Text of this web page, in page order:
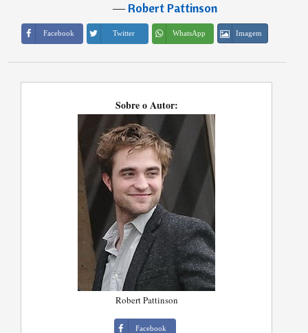
―Robert Pattinson
Facebook Twitter WhatsApp Imagem
Sobre o Autor:
Robert Pattinson
Facebook